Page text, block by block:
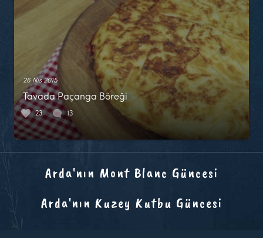
26 Nis 2015
Tavada Paçanga Böreği
23 13
Arda'nın Mont Blanc Güncesi
Arda'nın Kuzey Kutbu Güncesi